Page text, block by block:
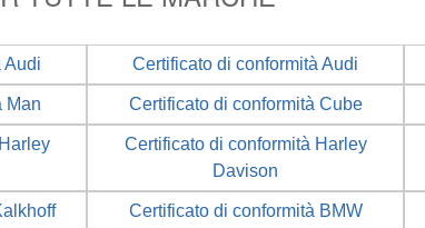
Audi Certificato di conformità Audi
Man Certificato di conformità Cube
Certificato di conformità Harley
Davison
Certificato di conformità BMW